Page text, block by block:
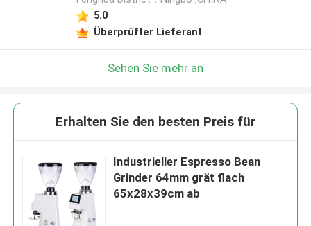
5.0
Überprüfter Lieferant
Sehen Sie mehr an
Erhalten Sie den besten Preis für
Industrieller Espresso Bean
Grinder 64mm grät flach
65x28x39cm ab